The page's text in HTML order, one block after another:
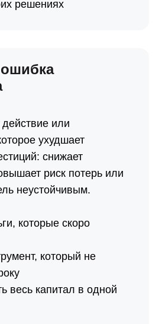
решениях
или
ухудшает
снижает
риск потерь или
неустойчивым.
которые скоро
который не
весь капитал в одной